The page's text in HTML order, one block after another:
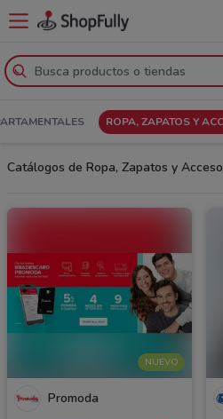
ROPA, ZAPATOS Y
Catálogos de Ropa, Zapatos y
NUEVO
Promoda